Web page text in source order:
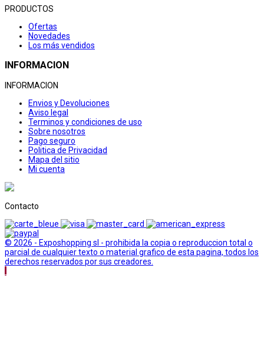
PRODUCTOS
Ofertas
Novedades
Los más vendidos
INFORMACION
INFORMACION
Envios y Devoluciones
Aviso legal
Terminos y condiciones de uso
Sobre nosotros
Pago seguro
Politica de Privacidad
Mapa del sitio
Mi cuenta
Contacto
© 2026 - Exposhopping sl - prohibida la copia o reproduccion total o
parcial de cualquier texto o material grafico de esta pagina, todos los
derechos reservados por sus creadores.